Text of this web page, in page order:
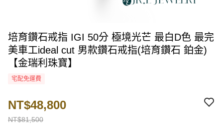
培育鑽石戒指 IGI 50分 極境光芒 最白D色 最完
美車工ideal cut 男款鑽石戒指(培育鑽石 鉑金)
【金瑞利珠寶】
宅配免運費
NT$81,500
NT$48,800